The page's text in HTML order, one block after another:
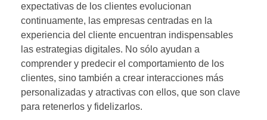
expectativas de los clientes evolucionan
continuamente, las empresas centradas en la
experiencia del cliente encuentran indispensables
las estrategias digitales. No sólo ayudan a
comprender y predecir el comportamiento de los
clientes, sino también a crear interacciones más
personalizadas y atractivas con ellos, que son clave
para retenerlos y fidelizarlos.